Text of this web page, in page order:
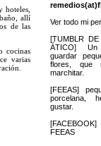
hoteles,
allí
de las
cocinas
varias
Ver todo mi
[TUMBLR
ÁTICO]
guardar
flores, que
marchitar.
[FEEAS]
porcelana,
gustar.
FEEAS